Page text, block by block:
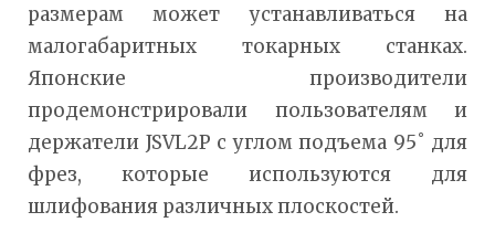
размерам может устанавливаться на
малогабаритных токарных станках.
Японские производители
продемонстрировали пользователям и
держатели JSVL2P с углом подъема 95˚ для
фрез, которые используются для
шлифования различных плоскостей.